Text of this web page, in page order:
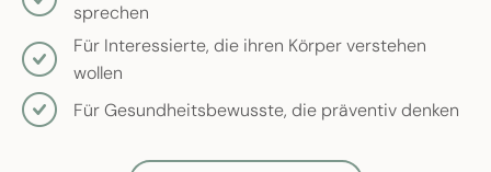
sprechen
Für Interessierte, die ihren Körper verstehen
wollen
Für Gesundheitsbewusste, die präventiv denken